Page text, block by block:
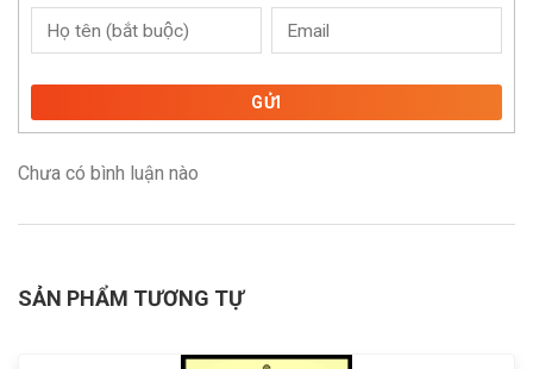
GỬI
Chưa có bình luận nào
SẢN PHẨM TƯƠNG TỰ